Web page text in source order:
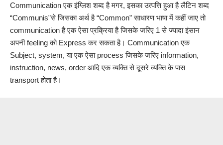
Communicationएक इंग्लिश शब्द है मगर, इसका उत्पत्ति हुआ है लैटिन शब्द
“Communis”से जिसका अर्थ है “Common” साधारण भाषा में कहीं जाए तो
communication है एक ऐसा प्रक्रिया है जिसके जरिए 1 से ज्यादा इंसान
अपनी feeling को Express कर सकता है। Communication एक
Subject, system, या एक ऐसा process जिसके जरिए information,
instruction, news, order आदि एक व्यक्ति से दूसरे व्यक्ति के पास
transport होता है।